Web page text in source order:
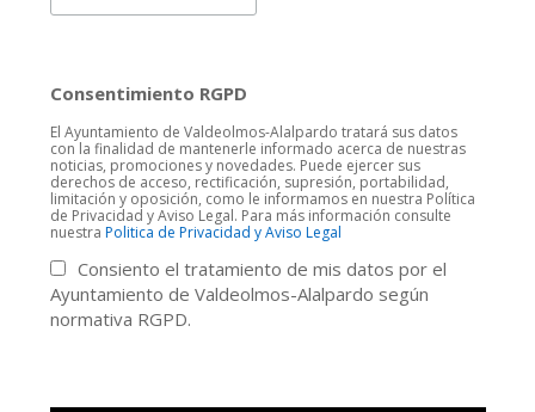
Consentimiento RGPD
El Ayuntamiento de Valdeolmos-Alalpardo tratará sus datos
con la finalidad de mantenerle informado acerca de nuestras
noticias, promociones y novedades. Puede ejercer sus
derechos de acceso, rectificación, supresión, portabilidad,
limitación y oposición, como le informamos en nuestra Política
de Privacidad y Aviso Legal. Para más información consulte
nuestra Politica de Privacidad y Aviso Legal
Consiento el tratamiento de mis datos por el
Ayuntamiento de Valdeolmos-Alalpardo según
normativa RGPD.